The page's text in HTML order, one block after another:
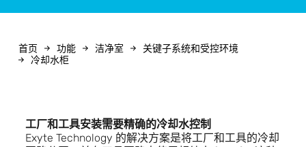
首页 功能 洁净室
关键子系统和受控环境
冷却水柜
工厂和工具安装需要精确的冷却水控制
Exyte Technology 的解决方案是将工厂和工具的冷却